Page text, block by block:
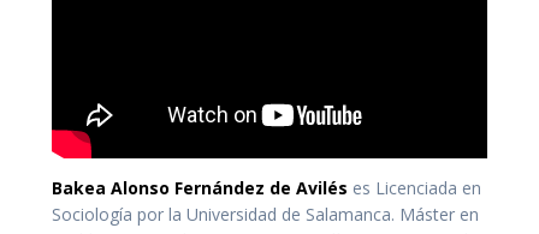
Bakea Alonso Fernández de Avilés es Licenciada en
Sociología por la Universidad de Salamanca. Máster en